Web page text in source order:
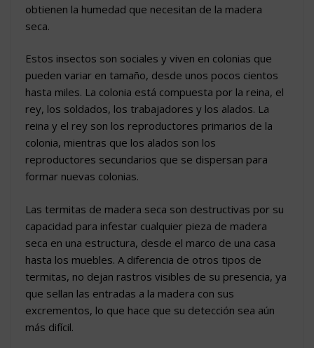
obtienen la humedad que necesitan de la madera
seca.
Estos insectos son sociales y viven en colonias que
pueden variar en tamaño, desde unos pocos cientos
hasta miles. La colonia está compuesta por la reina, el
rey, los soldados, los trabajadores y los alados. La
reina y el rey son los reproductores primarios de la
colonia, mientras que los alados son los
reproductores secundarios que se dispersan para
formar nuevas colonias.
Las termitas de madera seca son destructivas por su
capacidad para infestar cualquier pieza de madera
seca en una estructura, desde el marco de una casa
hasta los muebles. A diferencia de otros tipos de
termitas, no dejan rastros visibles de su presencia, ya
que sellan las entradas a la madera con sus
excrementos, lo que hace que su detección sea aún
más difícil.